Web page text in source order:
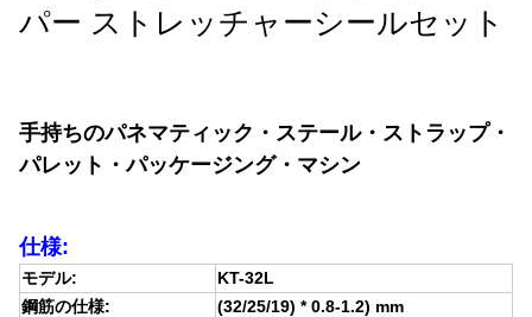
パー ストレッチャーシールセット
手持ちのパネマティック・ステール・ストラップ・
パレット・パッケージング・マシン
仕様:
モデル:
KT-32L
鋼筋の仕様:
(32/25/19) * 0.8-1.2) mm